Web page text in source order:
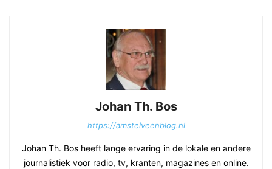
Johan Th. Bos
https://amstelveenblog.nl
Johan Th. Bos heeft lange ervaring in de lokale en andere
journalistiek voor radio, tv, kranten, magazines en online.